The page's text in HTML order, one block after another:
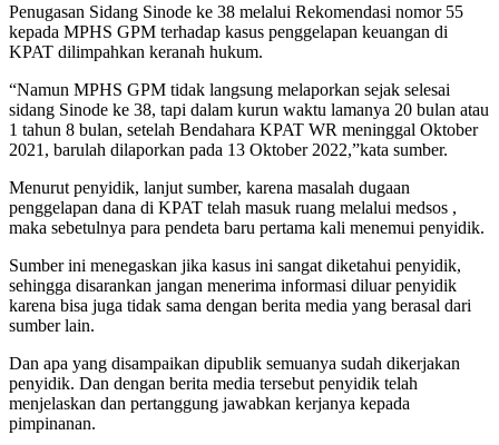
Penugasan Sidang Sinode ke 38 melalui Rekomendasi nomor 55
kepada MPHS GPM terhadap kasus penggelapan keuangan di
KPAT dilimpahkan keranah hukum.
“Namun MPHS GPM tidak langsung melaporkan sejak selesai
sidang Sinode ke 38, tapi dalam kurun waktu lamanya 20 bulan atau
1 tahun 8 bulan, setelah Bendahara KPAT WR meninggal Oktober
2021, barulah dilaporkan pada 13 Oktober 2022,”kata sumber.
Menurut penyidik, lanjut sumber, karena masalah dugaan
penggelapan dana di KPAT telah masuk ruang melalui medsos ,
maka sebetulnya para pendeta baru pertama kali menemui penyidik.
Sumber ini menegaskan jika kasus ini sangat diketahui penyidik,
sehingga disarankan jangan menerima informasi diluar penyidik
karena bisa juga tidak sama dengan berita media yang berasal dari
sumber lain.
Dan apa yang disampaikan dipublik semuanya sudah dikerjakan
penyidik. Dan dengan berita media tersebut penyidik telah
menjelaskan dan pertanggung jawabkan kerjanya kepada
pimpinanan.